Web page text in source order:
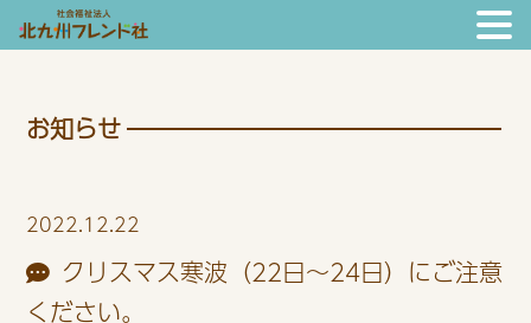
お知らせ
2022.12.22
クリスマス寒波（22日～24日）にご注意
ください。